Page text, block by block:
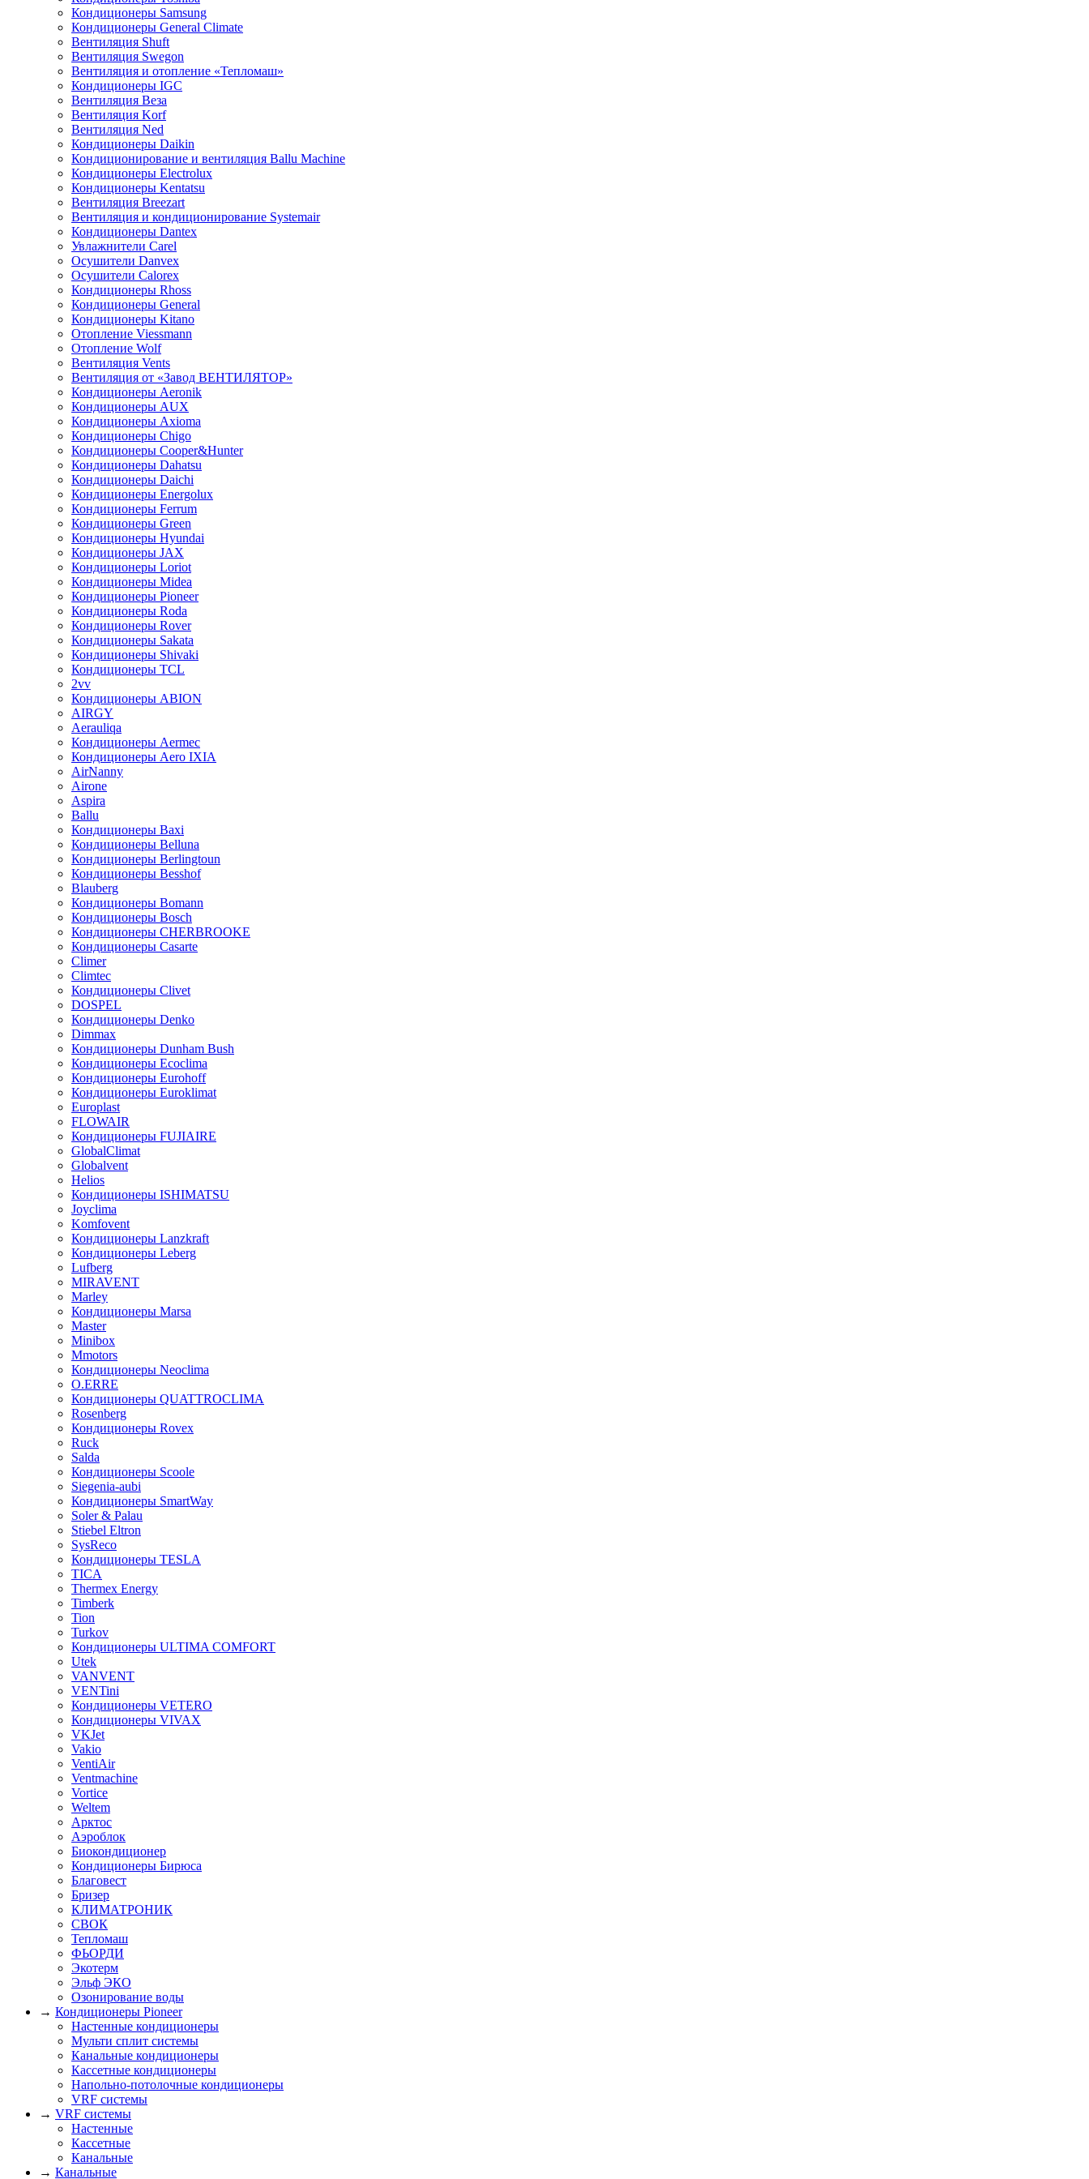
Кондиционеры Samsung
Кондиционеры General Climate
Вентиляция Shuft
Вентиляция Swegon
Вентиляция и отопление «Тепломаш»
Кондиционеры IGC
Вентиляция Веза
Вентиляция Korf
Вентиляция Ned
Кондиционеры Daikin
Кондиционирование и вентиляция Ballu Machine
Кондиционеры Electrolux
Кондиционеры Kentatsu
Вентиляция Breezart
Вентиляция и кондиционирование Systemair
Кондиционеры Dantex
Увлажнители Carel
Осушители Danvex
Осушители Calorex
Кондиционеры Rhoss
Кондиционеры General
Кондиционеры Kitano
Отопление Viessmann
Отопление Wolf
Вентиляция Vents
Вентиляция от «Завод ВЕНТИЛЯТОР»
Кондиционеры Aeronik
Кондиционеры AUX
Кондиционеры Axioma
Кондиционеры Chigo
Кондиционеры Cooper&Hunter
Кондиционеры Dahatsu
Кондиционеры Daichi
Кондиционеры Energolux
Кондиционеры Ferrum
Кондиционеры Green
Кондиционеры Hyundai
Кондиционеры JAX
Кондиционеры Loriot
Кондиционеры Midea
Кондиционеры Pioneer
Кондиционеры Roda
Кондиционеры Rover
Кондиционеры Sakata
Кондиционеры Shivaki
Кондиционеры TCL
2vv
Кондиционеры ABION
AIRGY
Aerauliqa
Кондиционеры Aermec
Кондиционеры Aero IXIA
AirNanny
Airone
Aspira
Ballu
Кондиционеры Baxi
Кондиционеры Belluna
Кондиционеры Berlingtoun
Кондиционеры Besshof
Blauberg
Кондиционеры Bomann
Кондиционеры Bosch
Кондиционеры CHERBROOKE
Кондиционеры Casarte
Climer
Climtec
Кондиционеры Clivet
DOSPEL
Кондиционеры Denko
Dimmax
Кондиционеры Dunham Bush
Кондиционеры Ecoclima
Кондиционеры Eurohoff
Кондиционеры Euroklimat
Europlast
FLOWAIR
Кондиционеры FUJIAIRE
GlobalClimat
Globalvent
Helios
Кондиционеры ISHIMATSU
Joyclima
Komfovent
Кондиционеры Lanzkraft
Кондиционеры Leberg
Lufberg
MIRAVENT
Marley
Кондиционеры Marsa
Master
Minibox
Mmotors
Кондиционеры Neoclima
O.ERRE
Кондиционеры QUATTROCLIMA
Rosenberg
Кондиционеры Rovex
Ruck
Salda
Кондиционеры Scoole
Siegenia-aubi
Кондиционеры SmartWay
Soler & Palau
Stiebel Eltron
SysReco
Кондиционеры TESLA
TICA
Thermex Energy
Timberk
Tion
Turkov
Кондиционеры ULTIMA COMFORT
Utek
VANVENT
VENTini
Кондиционеры VETERO
Кондиционеры VIVAX
VKJet
Vakio
VentiAir
Ventmachine
Vortice
Weltem
Арктос
Аэроблок
Биокондиционер
Кондиционеры Бирюса
Благовест
Бризер
КЛИМАТРОНИК
СВОК
Тепломаш
ФЬОРДИ
Экотерм
Эльф ЭКО
Озонирование воды
→ Кондиционеры Pioneer
Настенные кондиционеры
Мульти сплит системы
Канальные кондиционеры
Кассетные кондиционеры
Напольно-потолочные кондиционеры
VRF системы
→ VRF системы
Настенные
Кассетные
Канальные
→ Канальные